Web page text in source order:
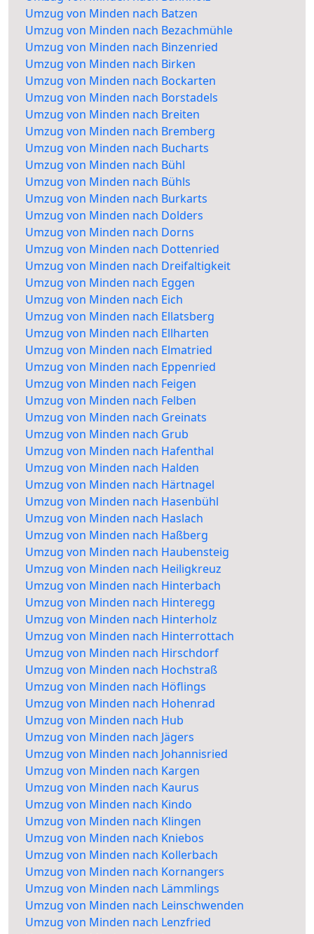
Umzug von Minden nach Batzen
Umzug von Minden nach Bezachmühle
Umzug von Minden nach Binzenried
Umzug von Minden nach Birken
Umzug von Minden nach Bockarten
Umzug von Minden nach Borstadels
Umzug von Minden nach Breiten
Umzug von Minden nach Bremberg
Umzug von Minden nach Bucharts
Umzug von Minden nach Bühl
Umzug von Minden nach Bühls
Umzug von Minden nach Burkarts
Umzug von Minden nach Dolders
Umzug von Minden nach Dorns
Umzug von Minden nach Dottenried
Umzug von Minden nach Dreifaltigkeit
Umzug von Minden nach Eggen
Umzug von Minden nach Eich
Umzug von Minden nach Ellatsberg
Umzug von Minden nach Ellharten
Umzug von Minden nach Elmatried
Umzug von Minden nach Eppenried
Umzug von Minden nach Feigen
Umzug von Minden nach Felben
Umzug von Minden nach Greinats
Umzug von Minden nach Grub
Umzug von Minden nach Hafenthal
Umzug von Minden nach Halden
Umzug von Minden nach Härtnagel
Umzug von Minden nach Hasenbühl
Umzug von Minden nach Haslach
Umzug von Minden nach Haßberg
Umzug von Minden nach Haubensteig
Umzug von Minden nach Heiligkreuz
Umzug von Minden nach Hinterbach
Umzug von Minden nach Hinteregg
Umzug von Minden nach Hinterholz
Umzug von Minden nach Hinterrottach
Umzug von Minden nach Hirschdorf
Umzug von Minden nach Hochstraß
Umzug von Minden nach Höflings
Umzug von Minden nach Hohenrad
Umzug von Minden nach Hub
Umzug von Minden nach Jägers
Umzug von Minden nach Johannisried
Umzug von Minden nach Kargen
Umzug von Minden nach Kaurus
Umzug von Minden nach Kindo
Umzug von Minden nach Klingen
Umzug von Minden nach Kniebos
Umzug von Minden nach Kollerbach
Umzug von Minden nach Kornangers
Umzug von Minden nach Lämmlings
Umzug von Minden nach Leinschwenden
Umzug von Minden nach Lenzfried